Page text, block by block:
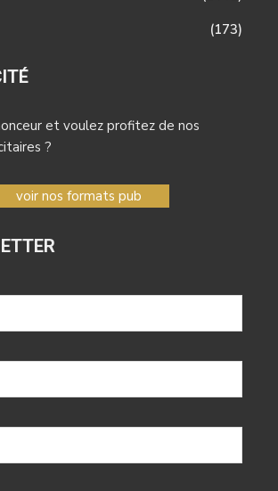
(173)
et voulez profitez de nos
?
voir nos formats pub